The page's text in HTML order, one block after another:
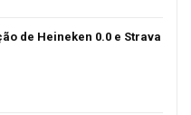
de Heineken 0.0 e Strava